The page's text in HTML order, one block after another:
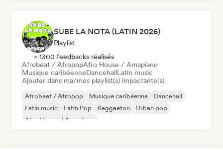
SUBE LA NOTA (LATIN 2026)
Playlist
> 1300 feedbacks réalisés
Afrobeat / AfropopAfro House / Amapiano
Musique caribéenneDancehallLatin music
Ajouter dans ma/mes playlist(s) impactante(s)
Afrobeat / Afropop Musique caribéenne
Dancehall
Latin music
Latin Pop Reggaeton
Urban pop
Afro House / Amapiano